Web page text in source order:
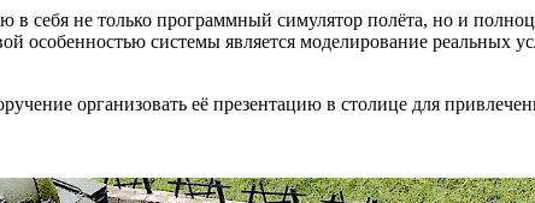
себя не только программный симулятор полёта, но и
особенностью системы является моделирование реальных
организовать её презентацию в столице для